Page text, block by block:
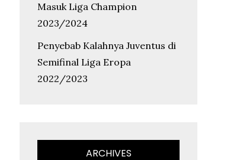
Masuk Liga Champion
2023/2024
Penyebab Kalahnya Juventus di
Semifinal Liga Eropa
2022/2023
ARCHIVES